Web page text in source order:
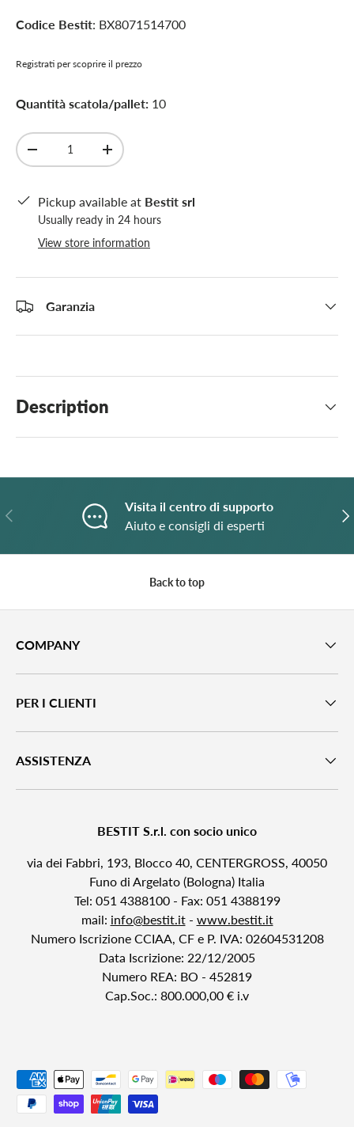
Codice Bestit: BX8071514700
Registrati per scoprire il prezzo
Quantità scatola/pallet: 10
Qty
-
+
Pickup available at Bestit srl
Usually ready in 24 hours
View store information
Garanzia
Description
Previous
Visita il centro di supporto
Aiuto e consigli di esperti
Back to top
COMPANY
PER I CLIENTI
ASSISTENZA
BESTIT S.r.l. con socio unico
via dei Fabbri, 193, Blocco 40, CENTERGROSS, 40050
Funo di Argelato (Bologna) Italia
Tel: 051 4388100 - Fax: 051 4388199
mail: info@bestit.it- www.bestit.it
Numero Iscrizione CCIAA, CF e P. IVA: 02604531208
Data Iscrizione: 22/12/2005
Numero REA: BO - 452819
Cap.Soc.: 800.000,00 € i.v
Payment methods accepted